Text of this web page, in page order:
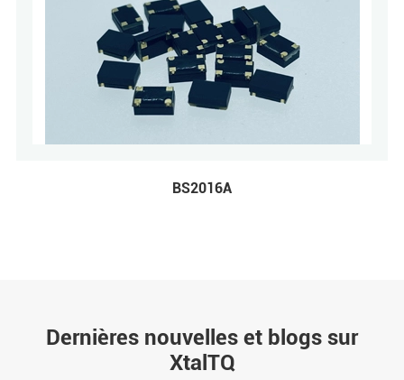
BS2016A
Dernières nouvelles et blogs sur
XtalTQ